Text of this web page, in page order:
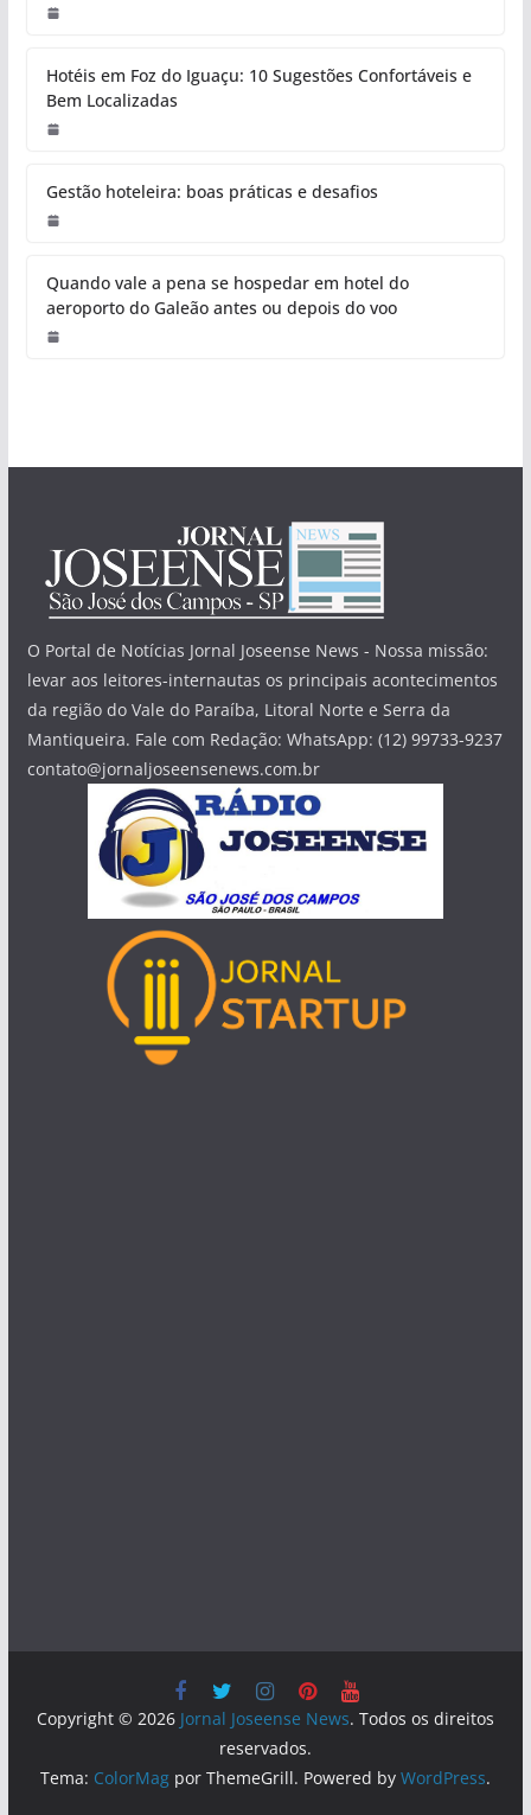
Hotéis em Foz do Iguaçu: 10 Sugestões Confortáveis e
Bem Localizadas
Gestão hoteleira: boas práticas e desafios
Quando vale a pena se hospedar em hotel do
aeroporto do Galeão antes ou depois do voo
O Portal de Notícias Jornal Joseense News - Nossa missão:
levar aos leitores-internautas os principais acontecimentos
da região do Vale do Paraíba, Litoral Norte e Serra da
Mantiqueira. Fale com Redação: WhatsApp: (12) 99733-9237
contato@jornaljoseensenews.com.br
Copyright © 2026 Jornal Joseense News. Todos os direitos
reservados.
Tema: ColorMagpor ThemeGrill. Powered by WordPress.